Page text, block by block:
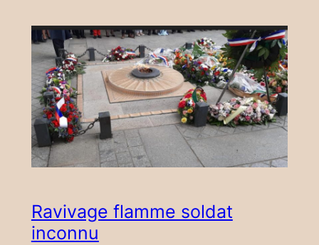
Ravivage flamme soldat
inconnu